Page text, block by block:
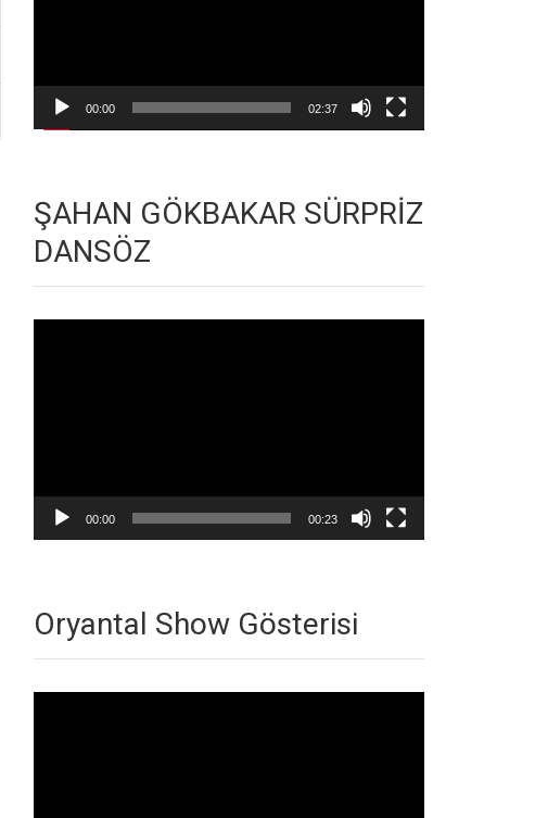
00:00 02:37
ŞAHAN GÖKBAKAR SÜRPRİZ
DANSÖZ
00:00 00:23
Oryantal Show Gösterisi